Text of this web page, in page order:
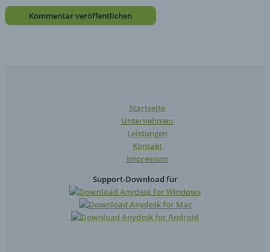
Startseite
Unternehmen
Leistungen
Kontakt
Impressum
Support-Download für